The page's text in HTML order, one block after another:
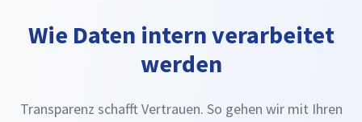
Wie Daten intern verarbeitet
werden
Transparenz schafft Vertrauen. So gehen wir mit Ihren